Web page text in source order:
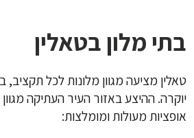
בתי מלון בטאלין
טאלין מציעה מגוון מלונות לכל תקציב,
יוקרה. ההיצע באזור העיר העתיקה
אופציות מעולות ומומלצות: